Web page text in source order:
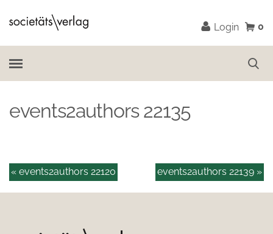
Login 0
events2authors 22135
events2authors 22139 »
« events2authors 22120